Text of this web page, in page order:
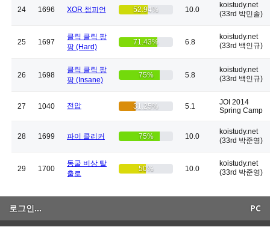
24 1696 XOR 챔피언 52.94% 10.0
koistudy.net
(33rd 박민솔)
25 1697
클릭 클릭 팡
팡 (Hard)
71.43% 6.8
koistudy.net
(33rd 백인규)
26 1698
클릭 클릭 팡
팡 (Insane)
75% 5.8
koistudy.net
(33rd 백인규)
27 1040 전압 31.25% 5.1
JOI 2014
Spring Camp
28 1699 파이 클리커 75% 10.0
koistudy.net
(33rd 박준영)
29 1700
동굴 비상 탈
출로
50% 10.0
koistudy.net
(33rd 박준영)
로그인... PC